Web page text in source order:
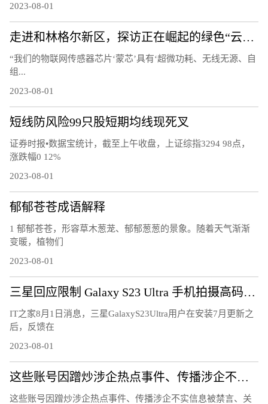
2023-08-01
走进和林格尔新区，探访正在崛起的绿色“云谷”
“我们的物联网传感器芯片‘蒙芯’具有‘超微功耗、无线无源、自
组...
2023-08-01
短线防风险99只股短期均线现死叉
证券时报•数据宝统计，截至上午收盘，上证综指3294 98点，
涨跌幅0 12%
2023-08-01
郁郁苍苍成语解释
1 郁郁苍苍，形容草木葱茏、郁郁葱葱的景象。随着天气渐渐
变暖，植物们
2023-08-01
三星回应限制 Galaxy S23 Ultra 手机拍摄高码率 8K 视频
IT之家8月1日消息，三星GalaxyS23Ultra用户在安装7月更新之
后，反馈在
2023-08-01
这些账号因蹭炒涉企热点事件、传播涉企不实信息被禁言、关闭
这些账号因蹭炒涉企热点事件、传播涉企不实信息被禁言、关